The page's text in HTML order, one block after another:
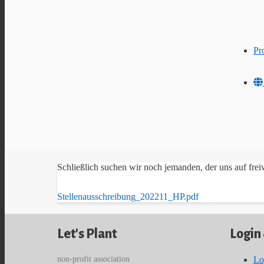
Schließlich suchen wir noch jemanden, der uns auf
Stellenausschreibung_202211_HP.pdf
Let's Plant
non-profit association